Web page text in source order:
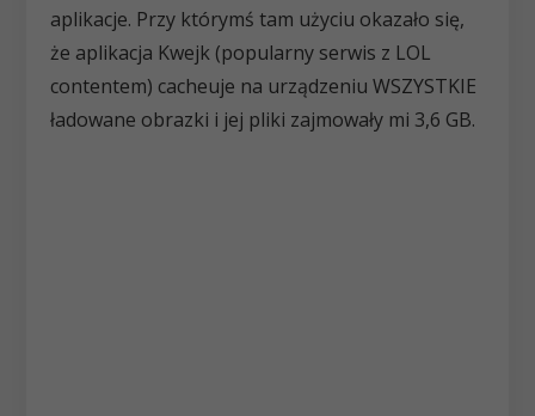
aplikacje. Przy którymś tam użyciu okazało się,
że aplikacja Kwejk (popularny serwis z LOL
contentem) cacheuje na urządzeniu WSZYSTKIE
ładowane obrazki i jej pliki zajmowały mi 3,6 GB.